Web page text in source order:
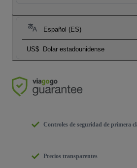
Español (ES)
US$ Dolar estadounidense
Controles de seguridad de primera
Precios transparentes